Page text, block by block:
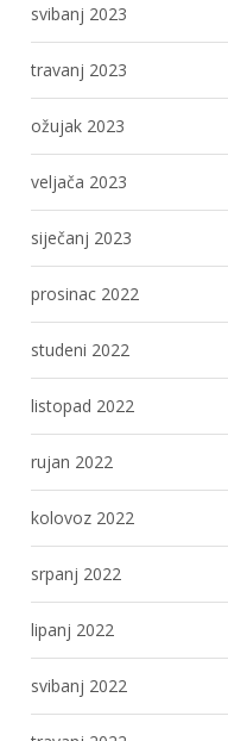
svibanj 2023
travanj 2023
ožujak 2023
veljača 2023
siječanj 2023
prosinac 2022
studeni 2022
listopad 2022
rujan 2022
kolovoz 2022
srpanj 2022
lipanj 2022
svibanj 2022